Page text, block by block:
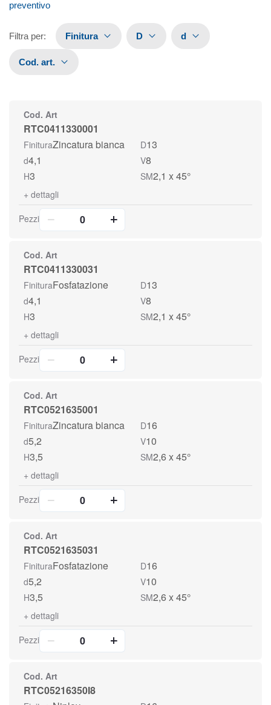
preventivo
Filtra per: Finitura D d
Cod. art.
Cod. Art
RTC0411330001
FinituraZincatura bianca D13
d4,1 V8
H3 SM2,1 x 45°
+ dettagli
Pezzi
Cod. Art
RTC0411330031
FinituraFosfatazione D13
d4,1 V8
H3 SM2,1 x 45°
+ dettagli
Pezzi
Cod. Art
RTC0521635001
FinituraZincatura bianca D16
d5,2 V10
H3,5 SM2,6 x 45°
+ dettagli
Pezzi
Cod. Art
RTC0521635031
FinituraFosfatazione D16
d5,2 V10
H3,5 SM2,6 x 45°
+ dettagli
Pezzi
Cod. Art
RTC05216350I8